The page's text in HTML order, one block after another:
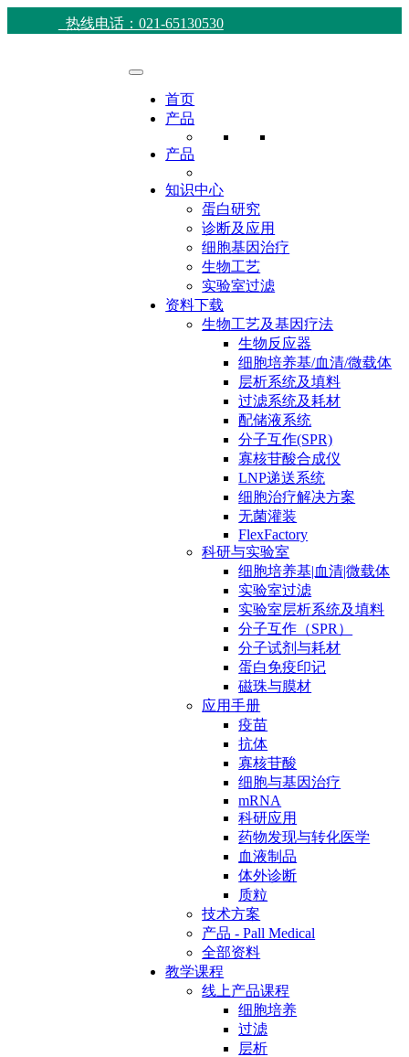
热线电话：021-65130530
首页
产品
产品
知识中心
蛋白研究
诊断及应用
细胞基因治疗
生物工艺
实验室过滤
资料下载
生物工艺及基因疗法
生物反应器
细胞培养基/血清/微载体
层析系统及填料
过滤系统及耗材
配储液系统
分子互作(SPR)
寡核苷酸合成仪
LNP递送系统
细胞治疗解决方案
无菌灌装
FlexFactory
科研与实验室
细胞培养基|血清|微载体
实验室过滤
实验室层析系统及填料
分子互作（SPR）
分子试剂与耗材
蛋白免疫印记
磁珠与膜材
应用手册
疫苗
抗体
寡核苷酸
细胞与基因治疗
mRNA
科研应用
药物发现与转化医学
血液制品
体外诊断
质粒
技术方案
产品 - Pall Medical
全部资料
教学课程
线上产品课程
细胞培养
过滤
层析